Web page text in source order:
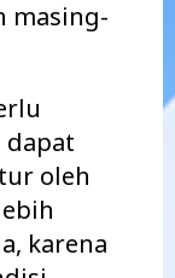
masing-
dapat
oleh
karena